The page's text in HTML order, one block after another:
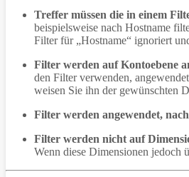
Treffer müssen die in einem
beispielsweise nach Hostname
Filter für „Hostname“ ignoriert
Filter werden auf Kontoebene
den Filter verwenden,
weisen Sie ihn der gewünschten
Filter werden angewendet,
Filter werden nicht auf
Wenn diese Dimensionen jedoch